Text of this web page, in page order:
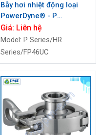
Bẫy hơi nhiệt động loại
PowerDyne® - P
Series/HR Series/FP46UC
Giá: Liên hệ
Model: P Series/HR
Series/FP46UC